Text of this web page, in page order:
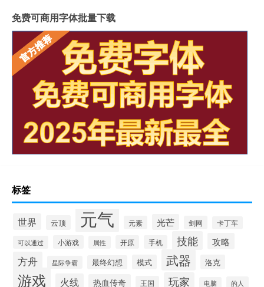
免费可商用字体批量下载
标签
世界 云顶 元气 元素 光芒 剑网 卡丁车
可以通过 小游戏 属性 开原 手机 技能 攻略
方舟 星际争霸 最终幻想 模式 武器 洛克
游戏 火线 热血传奇 王国 玩家 电脑 的人